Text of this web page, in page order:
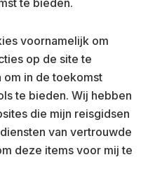
voornamelijk om
op de site te
om in de toekomst
te bieden. Wij hebben
die mijn reisgidsen
van vertrouwde
deze items voor mij te